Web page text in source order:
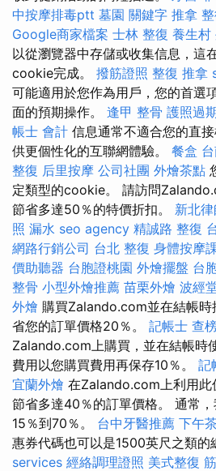
中按摩排毒ptt 墓園 關鍵字 推拿
Google商家檔案 士林 整復 養生村
以從瀏覽器中存儲或收集信息，這
cookie完成。 撥筋證照 整復 推拿
可能適用於您作為用戶，您的首選
面的預期操作。 逢甲 整骨 護照過
帳士 會計 信息通常不適合您的直
供更個性化的互聯網體驗。 餐盒
整復 后里按摩 公司社團 外燴茶點
定類型的cookie。 請訪問
節省多達50％的特價折扣。 新北
照 漏水 seo agency 精誠路 整復
網路行銷公司 台北 整復 身體按摩
價助聽器 台胞證桃園 外燴擺盤 台
整骨 小型外燴推薦 苗栗外燴 波經
外燴 購買Zalando.com並在結帳時
省您的訂單價格20％。 記帳士 查
Zalando.com上購買，並在結帳時
費用以您購買費用再保存10％。 記
宜蘭外燴 在Zalando.com上利用此
節省多達40％的訂單價格。 通常
15％到70％。 台中牙醫推薦 下午
惠券代碼也可以是1500英尺之類的
services 經絡調理證照 美式整復